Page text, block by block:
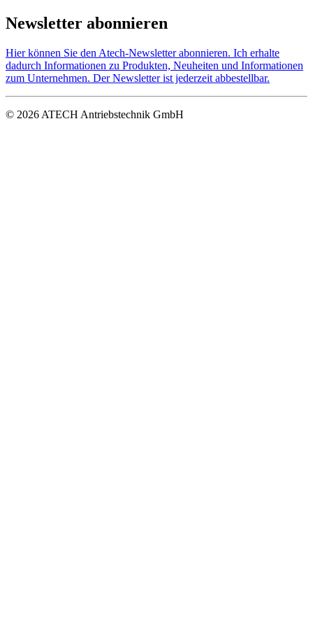
Newsletter abonnieren
Hier können Sie den Atech-Newsletter abonnieren. Ich erhalte
dadurch Informationen zu Produkten, Neuheiten und Informationen
zum Unternehmen. Der Newsletter ist jederzeit abbestellbar.
© 2026 ATECH Antriebstechnik GmbH